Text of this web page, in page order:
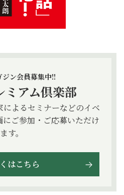
ジン会員募集中!!
ミアム倶楽部
よるセミナーなどのイベ
にご参加・ご応募いただけ
ます。
はこちら